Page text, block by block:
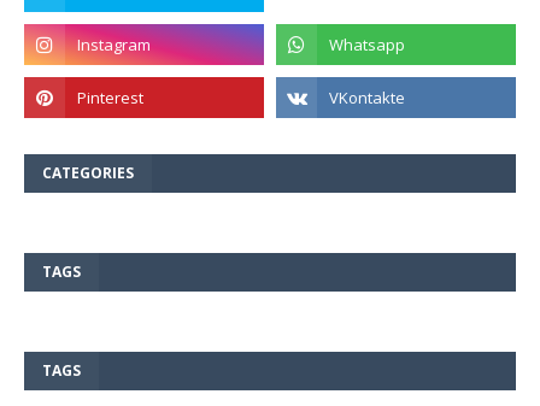
CATEGORIES
TAGS
TAGS